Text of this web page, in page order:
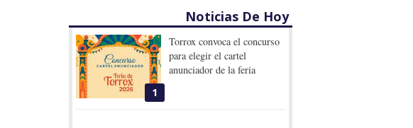
Noticias De Hoy
1
Torrox convoca el concurso
para elegir el cartel
anunciador de la feria